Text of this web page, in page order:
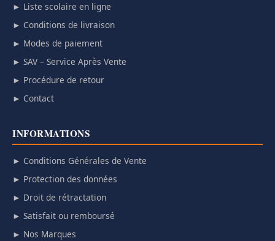
► Liste scolaire en ligne
► Conditions de livraison
► Modes de paiement
► SAV – Service Après Vente
► Procédure de retour
► Contact
INFORMATIONS
► Conditions Générales de Vente
► Protection des données
► Droit de rétractation
► Satisfait ou remboursé
► Nos Marques